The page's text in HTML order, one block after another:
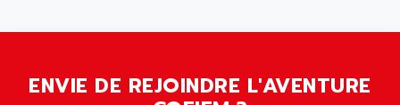
ENVIE DE REJOINDRE L'AVENTURE